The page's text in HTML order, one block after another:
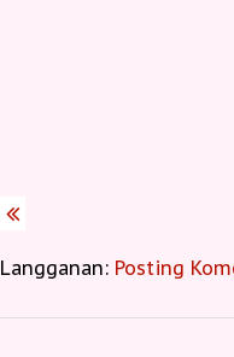
Langganan: Posting